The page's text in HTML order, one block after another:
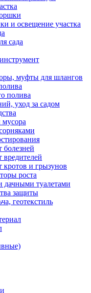
и освещение участка
сада
муфты для шлангов
полива
уход за садом
болезней
вредителей
кротов и грызунов
роста
дачными туалетами
защиты
геотекстиль